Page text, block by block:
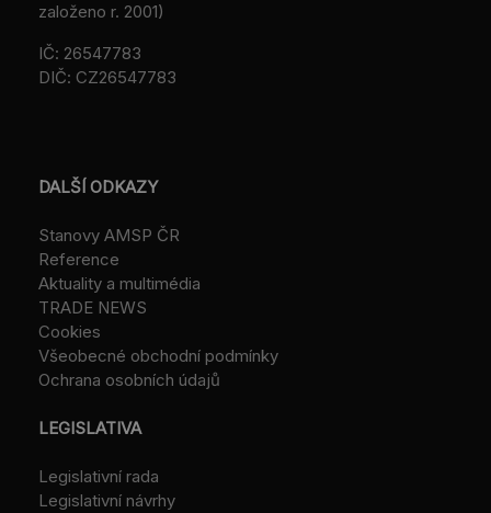
založeno r. 2001)
IČ: 26547783
DIČ: CZ26547783
DALŠÍ ODKAZY
Stanovy AMSP ČR
Reference
Aktuality a multimédia
TRADE NEWS
Cookies
Všeobecné obchodní podmínky
Ochrana osobních údajů
LEGISLATIVA
Legislativní rada
Legislativní návrhy